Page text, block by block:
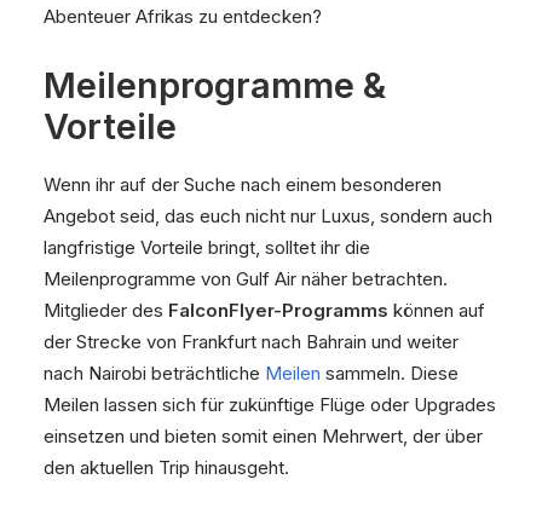
Abenteuer Afrikas zu entdecken?
Meilenprogramme &
Vorteile
Wenn ihr auf der Suche nach einem besonderen
Angebot seid, das euch nicht nur Luxus, sondern auch
langfristige Vorteile bringt, solltet ihr die
Meilenprogramme von Gulf Air näher betrachten.
Mitglieder des FalconFlyer-Programms können auf
der Strecke von Frankfurt nach Bahrain und weiter
nach Nairobi beträchtliche Meilen sammeln. Diese
Meilen lassen sich für zukünftige Flüge oder Upgrades
einsetzen und bieten somit einen Mehrwert, der über
den aktuellen Trip hinausgeht.